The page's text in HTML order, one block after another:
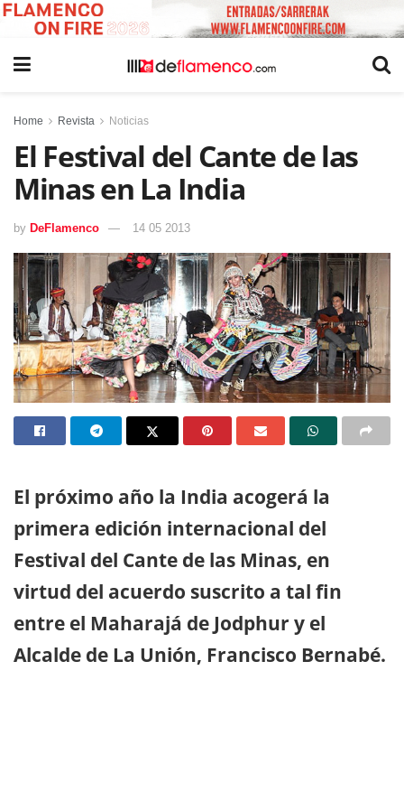
Home Revista Noticias
El Festival del Cante de las
Minas en La India
by DeFlamenco 14 05 2013
El próximo año la India acogerá la
primera edición internacional del
Festival del Cante de las Minas, en
virtud del acuerdo suscrito a tal fin
entre el Maharajá de Jodphur y el
Alcalde de La Unión, Francisco Bernabé.